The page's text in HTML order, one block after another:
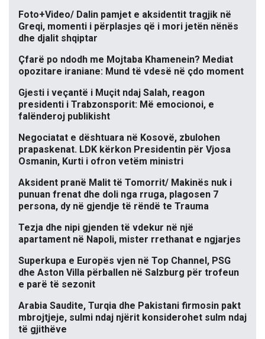
Foto+Video/ Dalin pamjet e aksidentit tragjik në
Greqi, momenti i përplasjes që i mori jetën nënës
dhe djalit shqiptar
Çfarë po ndodh me Mojtaba Khamenein? Mediat
opozitare iraniane: Mund të vdesë në çdo moment
Gjesti i veçantë i Muçit ndaj Salah, reagon
presidenti i Trabzonsporit: Më emocionoi, e
falënderoj publikisht
Negociatat e dështuara në Kosovë, zbulohen
prapaskenat. LDK kërkon Presidentin për Vjosa
Osmanin, Kurti i ofron vetëm ministri
Aksident pranë Malit të Tomorrit/ Makinës nuk i
punuan frenat dhe doli nga rruga, plagosen 7
persona, dy në gjendje të rëndë te Trauma
Tezja dhe nipi gjenden të vdekur në një
apartament në Napoli, mister rrethanat e ngjarjes
Superkupa e Europës vjen në Top Channel, PSG
dhe Aston Villa përballen në Salzburg për trofeun
e parë të sezonit
Arabia Saudite, Turqia dhe Pakistani firmosin pakt
mbrojtjeje, sulmi ndaj njërit konsiderohet sulm ndaj
të gjithëve